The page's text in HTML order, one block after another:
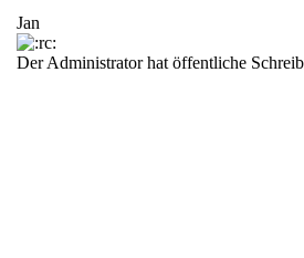
Jan
Der Administrator hat öffentliche